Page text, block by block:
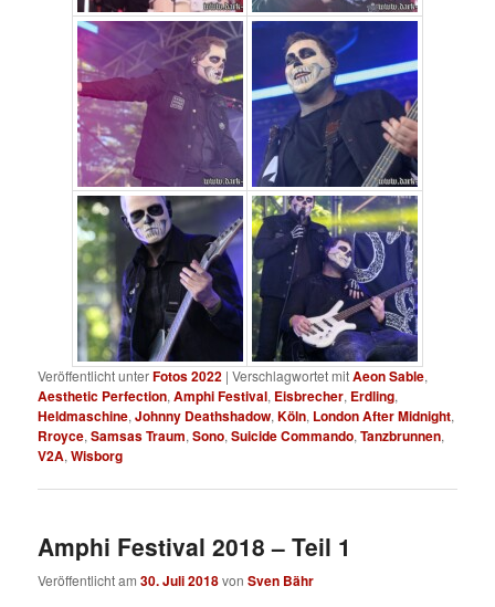
Veröffentlicht unterFotos 2022 |Verschlagwortet mitAeon Sable,
Aesthetic Perfection,Amphi Festival, Eisbrecher, Erdling,
Heldmaschine,Johnny Deathshadow,Köln, London After Midnight,
Rroyce,Samsas Traum,Sono,Suicide Commando,Tanzbrunnen,
V2A,Wisborg
Amphi Festival 2018 – Teil 1
Veröffentlicht am30. Juli 2018vonSven Bähr